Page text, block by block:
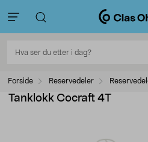
Forside Reservedeler
Tanklokk Cocraft 4T